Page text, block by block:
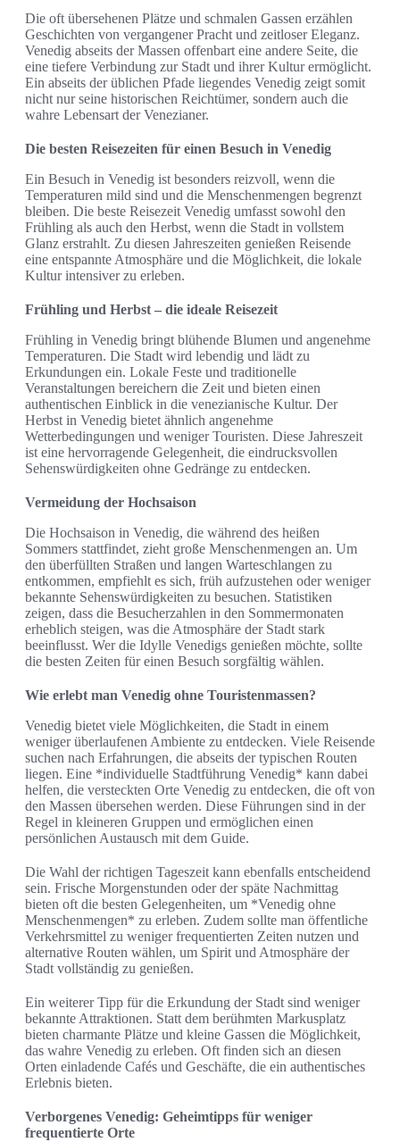
Die oft übersehenen Plätze und schmalen Gassen erzählen
Geschichten von vergangener Pracht und zeitloser Eleganz.
Venedig abseits der Massen offenbart eine andere Seite, die
eine tiefere Verbindung zur Stadt und ihrer Kultur ermöglicht.
Ein abseits der üblichen Pfade liegendes Venedig zeigt somit
nicht nur seine historischen Reichtümer, sondern auch die
wahre Lebensart der Venezianer.
Die besten Reisezeiten für einen Besuch in Venedig
Ein Besuch in Venedig ist besonders reizvoll, wenn die
Temperaturen mild sind und die Menschenmengen begrenzt
bleiben. Die beste Reisezeit Venedig umfasst sowohl den
Frühling als auch den Herbst, wenn die Stadt in vollstem
Glanz erstrahlt. Zu diesen Jahreszeiten genießen Reisende
eine entspannte Atmosphäre und die Möglichkeit, die lokale
Kultur intensiver zu erleben.
Frühling und Herbst – die ideale Reisezeit
Frühling in Venedig bringt blühende Blumen und angenehme
Temperaturen. Die Stadt wird lebendig und lädt zu
Erkundungen ein. Lokale Feste und traditionelle
Veranstaltungen bereichern die Zeit und bieten einen
authentischen Einblick in die venezianische Kultur. Der
Herbst in Venedig bietet ähnlich angenehme
Wetterbedingungen und weniger Touristen. Diese Jahreszeit
ist eine hervorragende Gelegenheit, die eindrucksvollen
Sehenswürdigkeiten ohne Gedränge zu entdecken.
Vermeidung der Hochsaison
Die Hochsaison in Venedig, die während des heißen
Sommers stattfindet, zieht große Menschenmengen an. Um
den überfüllten Straßen und langen Warteschlangen zu
entkommen, empfiehlt es sich, früh aufzustehen oder weniger
bekannte Sehenswürdigkeiten zu besuchen. Statistiken
zeigen, dass die Besucherzahlen in den Sommermonaten
erheblich steigen, was die Atmosphäre der Stadt stark
beeinflusst. Wer die Idylle Venedigs genießen möchte, sollte
die besten Zeiten für einen Besuch sorgfältig wählen.
Wie erlebt man Venedig ohne Touristenmassen?
Venedig bietet viele Möglichkeiten, die Stadt in einem
weniger überlaufenen Ambiente zu entdecken. Viele Reisende
suchen nach Erfahrungen, die abseits der typischen Routen
liegen. Eine *individuelle Stadtführung Venedig* kann dabei
helfen, die versteckten Orte Venedig zu entdecken, die oft von
den Massen übersehen werden. Diese Führungen sind in der
Regel in kleineren Gruppen und ermöglichen einen
persönlichen Austausch mit dem Guide.
Die Wahl der richtigen Tageszeit kann ebenfalls entscheidend
sein. Frische Morgenstunden oder der späte Nachmittag
bieten oft die besten Gelegenheiten, um *Venedig ohne
Menschenmengen* zu erleben. Zudem sollte man öffentliche
Verkehrsmittel zu weniger frequentierten Zeiten nutzen und
alternative Routen wählen, um Spirit und Atmosphäre der
Stadt vollständig zu genießen.
Ein weiterer Tipp für die Erkundung der Stadt sind weniger
bekannte Attraktionen. Statt dem berühmten Markusplatz
bieten charmante Plätze und kleine Gassen die Möglichkeit,
das wahre Venedig zu erleben. Oft finden sich an diesen
Orten einladende Cafés und Geschäfte, die ein authentisches
Erlebnis bieten.
Verborgenes Venedig: Geheimtipps für weniger
frequentierte Orte